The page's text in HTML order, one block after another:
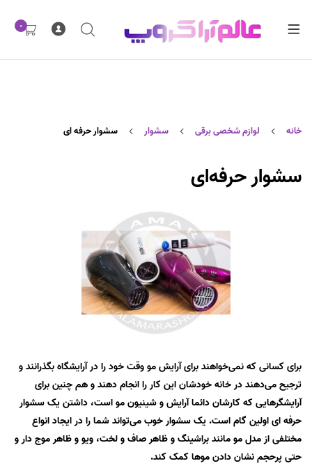
0
خانه لوازم شخصی برقی سشوار سشوار حرفه ای
سشوار حرفه‌ای
برای کسانی که نمی‌خواهند برای آرایش مو وقت خود را در آرایشگاه بگذرانند و
ترجیح می‌دهند در خانه خودشان این کار را انجام دهند و هم چنین برای
آرایشگرهایی که کارشان دائما آرایش و شینیون مو است، داشتن یک سشوار
حرفه ای اولین گام است. یک سشوار خوب می‌تواند شما را در ایجاد انواع
مختلفی از مدل مو مانند براشینگ و ظاهر صاف و لخت، ویو و ظاهر موج دار و
حتی پرحجم نشان دادن موها کمک کند.